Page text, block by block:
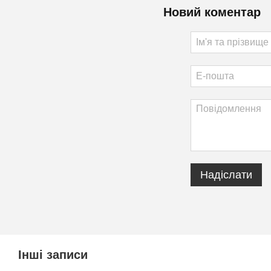
Новий коментар
Надіслати
Інші записи